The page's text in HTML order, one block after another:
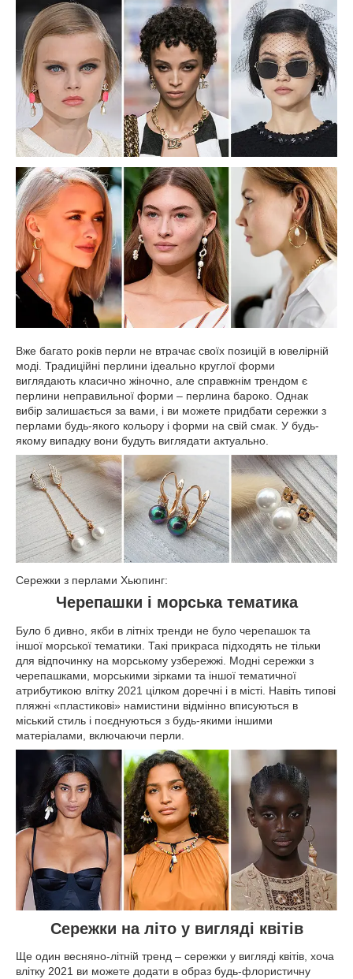
Вже багато років перли не втрачає своїх позицій в ювелірній
моді. Традиційні перлини ідеально круглої форми
виглядають класично жіночно, але справжнім трендом є
перлини неправильної форми – перлина бароко. Однак
вибір залишається за вами, і ви можете придбати сережки з
перлами будь-якого кольору і форми на свій смак. У будь-
якому випадку вони будуть виглядати актуально.
Сережки з перлами Хьюпинг:
Черепашки і морська тематика
Було б дивно, якби в літніх тренди не було черепашок та
іншої морської тематики. Такі прикраса підходять не тільки
для відпочинку на морському узбережжі. Модні сережки з
черепашками, морськими зірками та іншої тематичної
атрибутикою влітку 2021 цілком доречні і в місті. Навіть типові
пляжні «пластикові» намистини відмінно вписуються в
міський стиль і поєднуються з будь-якими іншими
матеріалами, включаючи перли.
Сережки на літо у вигляді квітів
Ще один весняно-літній тренд – сережки у вигляді квітів, хоча
влітку 2021 ви можете додати в образ будь-флористичну